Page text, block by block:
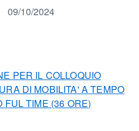
09/10/2024
PER IL COLLOQUIO
DI MOBILITA' A TEMPO
FUL TIME (36 ORE)